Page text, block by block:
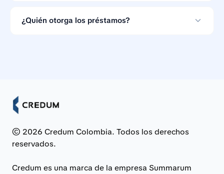
que puedes ignorarlas si las condiciones no te
¿Quién otorga los préstamos?
© 2026 Credum Colombia. Todos los derechos
reservados.
Credum es una marca de la empresa Summarum